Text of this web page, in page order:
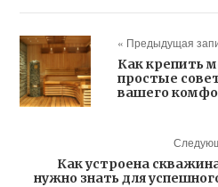
« Предыдущая
Как крепить
простые
вашего
Как устроена
нужно знать для